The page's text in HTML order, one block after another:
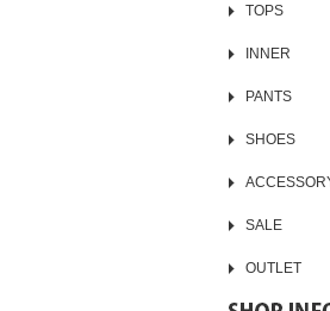
TOPS
INNER
PANTS
SHOES
SALE
OUTLET